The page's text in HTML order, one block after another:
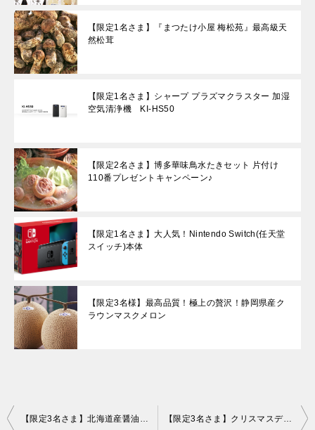
【限定1名さま】『まつたけ小屋 梅松苑』最高級天
然松茸
【限定1名さま】シャープ プラズマクラスター 加湿
空気清浄機 KI-HS50
【限定2名さま】博多華味鳥水たきセット 片付け
110番プレゼントキャンペーン♪
【限定1名さま】大人気！Nintendo Switch(任天堂
スイッチ)本体
【限定3名様】最高品質！極上の贅沢！静岡県産ク
ラウンマスクメロン
投
【限定3名さま】クリスマスディナーセット 片付け110番プレゼントキャンペーン！！